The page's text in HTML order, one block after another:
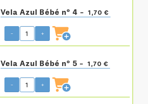
Vela Azul Bébé nº 4 - 1,70 €
- +
Vela Azul Bébé nº 5 - 1,70 €
- +